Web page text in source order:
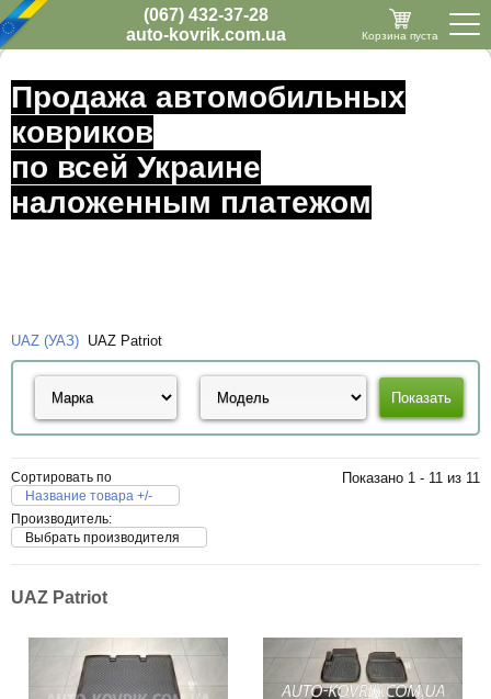
(067) 432-37-28
auto-kovrik.com.ua
Корзина пуста
Продажа автомобильных
ковриков
по всей Украине
наложенным платежом
UAZ (УАЗ) UAZ Patriot
Сортировать по
Название товара +/-
Производитель:
Выбрать производителя
Показано 1 - 11 из 11
UAZ Patriot